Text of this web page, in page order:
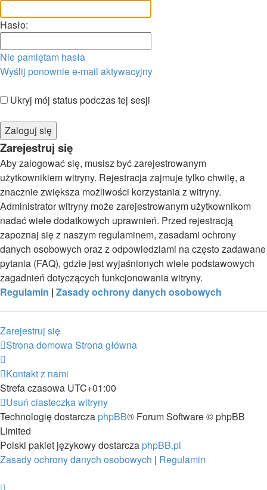
Hasło:
Nie pamiętam hasła
Wyślij ponownie e-mail aktywacyjny
Ukryj mój status podczas tej sesji
Zarejestruj się
Aby zalogować się, musisz być zarejestrowanym
użytkownikiem witryny. Rejestracja zajmuje tylko chwilę, a
znacznie zwiększa możliwości korzystania z witryny.
Administrator witryny może zarejestrowanym użytkownikom
nadać wiele dodatkowych uprawnień. Przed rejestracją
zapoznaj się z naszym regulaminem, zasadami ochrony
danych osobowych oraz z odpowiedziami na często zadawane
pytania (FAQ), gdzie jest wyjaśnionych wiele podstawowych
zagadnień dotyczących funkcjonowania witryny.
Regulamin | Zasady ochrony danych osobowych
Zarejestruj się
Strona domowaStrona główna
Kontakt z nami
Strefa czasowa UTC+01:00
Usuń ciasteczka witryny
Technologię dostarcza phpBB® Forum Software © phpBB
Limited
Polski pakiet językowy dostarcza phpBB.pl
Zasady ochrony danych osobowych | Regulamin